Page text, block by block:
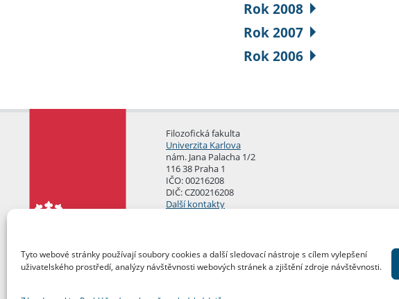
Tyto webové stránky používají soubory cookies a další sledovací nástroje s cílem vylepšení
uživatelského prostředí, analýzy návštěvnosti webových stránek a zjištění zdroje návštěvnosti.
Rok 2008
Rok 2007
Rok 2006
Filozofická fakulta
Univerzita Karlova
nám. Jana Palacha 1/2
116 38 Praha 1
IČO: 00216208
DIČ: CZ00216208
Další kontakty